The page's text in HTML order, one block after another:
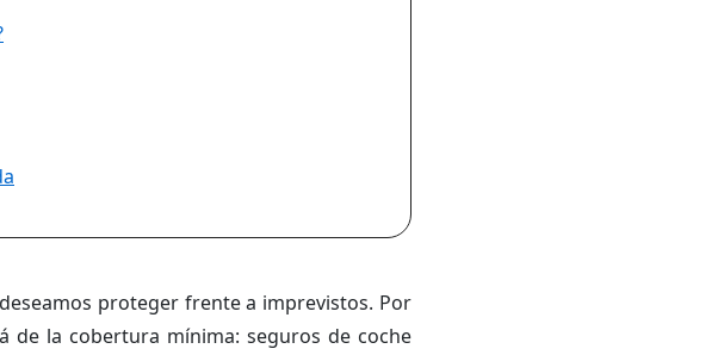
proteger frente a imprevistos. Por
de la cobertura mínima: seguros de coche